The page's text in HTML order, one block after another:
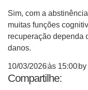
Sim, com a
muitas funções
recuperação dependa
danos.
10/03/2026às 15:00 by
Compartilhe: